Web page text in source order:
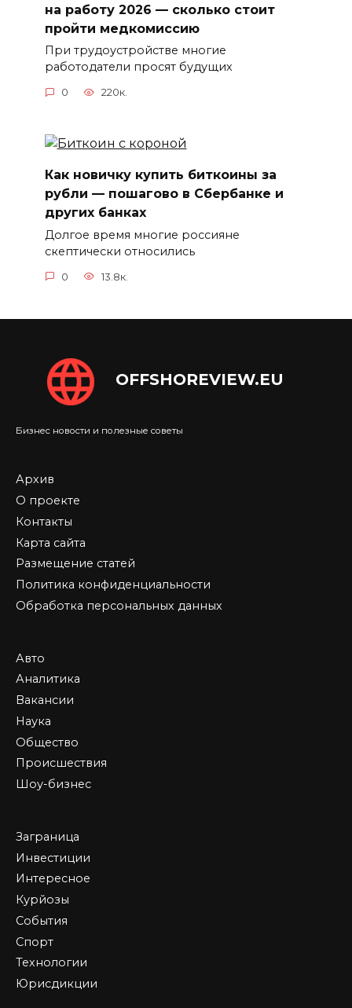
на работу 2026 — сколько стоит
пройти медкомиссию
При трудоустройстве многие
работодатели просят будущих
0 220к.
Как новичку купить биткоины за
рубли — пошагово в Сбербанке и
других банках
Долгое время многие россияне
скептически относились
0 13.8к.
OFFSHOREVIEW.EU
Бизнес новости и полезные советы
Архив
О проекте
Контакты
Карта сайта
Размещение статей
Политика конфиденциальности
Обработка персональных данных
Авто
Аналитика
Вакансии
Наука
Общество
Происшествия
Шоу-бизнес
Заграница
Инвестиции
Интересное
Курйозы
События
Спорт
Технологии
Юрисдикции